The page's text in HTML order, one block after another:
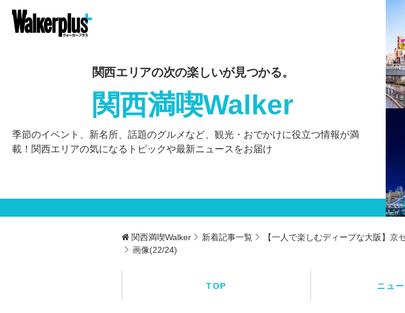
関西エリアの次の楽しいが見つかる。
関西満喫Walker
季節のイベント、新名所、話題のグルメなど、観光・おでかけに役立つ情報が満
載！関西エリアの気になるトピックや最新ニュースをお届け
関西満喫Walker 新着記事一覧
【一人で楽しむディープな大阪】京
画像(22/24)
TOP ニュ